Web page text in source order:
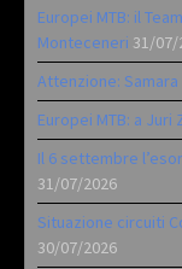
Europei MTB: il
Monteceneri 31/07/
Attenzione:
Europei MTB: a Juri
Il 6 settembre
31/07/2026
Situazione circuiti
30/07/2026